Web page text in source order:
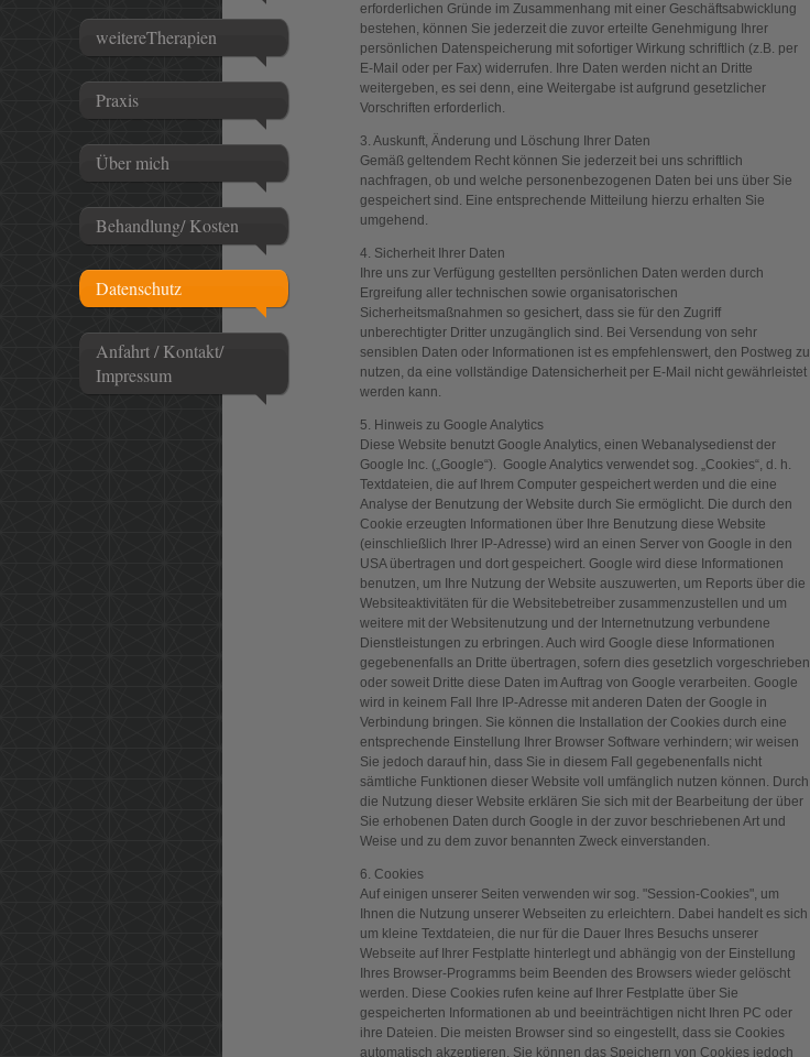
weitereTherapien
Praxis
Über mich
Behandlung/ Kosten
Datenschutz
Anfahrt / Kontakt/
Impressum
erforderlichen Gründe im Zusammenhang mit einer Geschäftsabwicklung
bestehen, können Sie jederzeit die zuvor erteilte Genehmigung Ihrer
persönlichen Datenspeicherung mit sofortiger Wirkung schriftlich (z.B. per
E-Mail oder per Fax) widerrufen. Ihre Daten werden nicht an Dritte
weitergeben, es sei denn, eine Weitergabe ist aufgrund gesetzlicher
Vorschriften erforderlich.
3. Auskunft, Änderung und Löschung Ihrer Daten
Gemäß geltendem Recht können Sie jederzeit bei uns schriftlich
nachfragen, ob und welche personenbezogenen Daten bei uns über Sie
gespeichert sind. Eine entsprechende Mitteilung hierzu erhalten Sie
umgehend.
4. Sicherheit Ihrer Daten
Ihre uns zur Verfügung gestellten persönlichen Daten werden durch
Ergreifung aller technischen sowie organisatorischen
Sicherheitsmaßnahmen so gesichert, dass sie für den Zugriff
unberechtigter Dritter unzugänglich sind. Bei Versendung von sehr
sensiblen Daten oder Informationen ist es empfehlenswert, den Postweg zu
nutzen, da eine vollständige Datensicherheit per E-Mail nicht gewährleistet
werden kann.
5. Hinweis zu Google Analytics
Diese Website benutzt Google Analytics, einen Webanalysedienst der
Google Inc. („Google“). Google Analytics verwendet sog. „Cookies“, d. h.
Textdateien, die auf Ihrem Computer gespeichert werden und die eine
Analyse der Benutzung der Website durch Sie ermöglicht. Die durch den
Cookie erzeugten Informationen über Ihre Benutzung diese Website
(einschließlich Ihrer IP-Adresse) wird an einen Server von Google in den
USA übertragen und dort gespeichert. Google wird diese Informationen
benutzen, um Ihre Nutzung der Website auszuwerten, um Reports über die
Websiteaktivitäten für die Websitebetreiber zusammenzustellen und um
weitere mit der Websitenutzung und der Internetnutzung verbundene
Dienstleistungen zu erbringen. Auch wird Google diese Informationen
gegebenenfalls an Dritte übertragen, sofern dies gesetzlich vorgeschrieben
oder soweit Dritte diese Daten im Auftrag von Google verarbeiten. Google
wird in keinem Fall Ihre IP-Adresse mit anderen Daten der Google in
Verbindung bringen. Sie können die Installation der Cookies durch eine
entsprechende Einstellung Ihrer Browser Software verhindern; wir weisen
Sie jedoch darauf hin, dass Sie in diesem Fall gegebenenfalls nicht
sämtliche Funktionen dieser Website voll umfänglich nutzen können. Durch
die Nutzung dieser Website erklären Sie sich mit der Bearbeitung der über
Sie erhobenen Daten durch Google in der zuvor beschriebenen Art und
Weise und zu dem zuvor benannten Zweck einverstanden.
6. Cookies
Auf einigen unserer Seiten verwenden wir sog. "Session-Cookies", um
Ihnen die Nutzung unserer Webseiten zu erleichtern. Dabei handelt es sich
um kleine Textdateien, die nur für die Dauer Ihres Besuchs unserer
Webseite auf Ihrer Festplatte hinterlegt und abhängig von der Einstellung
Ihres Browser-Programms beim Beenden des Browsers wieder gelöscht
werden. Diese Cookies rufen keine auf Ihrer Festplatte über Sie
gespeicherten Informationen ab und beeinträchtigen nicht Ihren PC oder
ihre Dateien. Die meisten Browser sind so eingestellt, dass sie Cookies
automatisch akzeptieren. Sie können das Speichern von Cookies jedoch